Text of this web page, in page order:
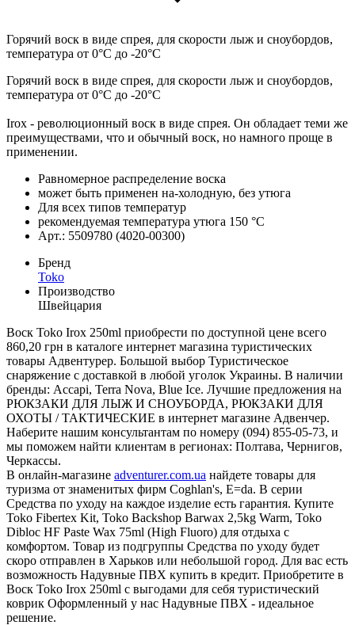
Горячий воск в виде спрея, для скорости лыж и сноубордов,
температура от 0°С до -20°С
Горячий воск в виде спрея, для скорости лыж и сноубордов,
температура от 0°С до -20°С
Irox - революционный воск в виде спрея. Он обладает теми же
преимуществами, что и обычный воск, но намного проще в
применении.
Равномерное распределение воска
может быть применен на-холодную, без утюга
Для всех типов температур
рекомендуемая температура утюга 150 °C
Арт.: 5509780 (4020-00300)
Бренд
Toko
Производство
Швейцария
Воск Toko Irox 250ml приобрести по доступной цене всего
860,20 грн в каталоге интернет магазина туристических
товары Адвентурер. Большой выбор Туристическое
снаряжение с доставкой в любой уголок Украины. В наличии
бренды: Accapi, Terra Nova, Blue Ice. Лучшие предложения на
РЮКЗАКИ ДЛЯ ЛЫЖ И СНОУБОРДА, РЮКЗАКИ ДЛЯ
ОХОТЫ / ТАКТИЧЕСКИЕ в интернет магазине Адвенчер.
Наберите нашим консультантам по номеру (094) 855-05-73, и
мы поможем найти клиентам в регионах: Полтава, Чернигов,
Черкассы.
В онлайн-магазине adventurer.com.ua найдете товары для
туризма от знаменитых фирм Coghlan's, E=da. В серии
Средства по уходу на каждое изделие есть гарантия. Купите
Toko Fibertex Kit, Toko Backshop Barwax 2,5kg Warm, Toko
Dibloc HF Paste Wax 75ml (High Fluoro) для отдыха с
комфортом. Товар из подгруппы Средства по уходу будет
скоро отправлен в Харьков или небольшой город. Для вас есть
возможность Надувные ПВХ купить в кредит. Приобретите в
Воск Toko Irox 250ml с выгодами для себя туристический
коврик Оформленный у нас Надувные ПВХ - идеальное
решение.